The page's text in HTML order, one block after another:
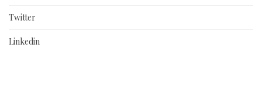
Twitter
Linkedin